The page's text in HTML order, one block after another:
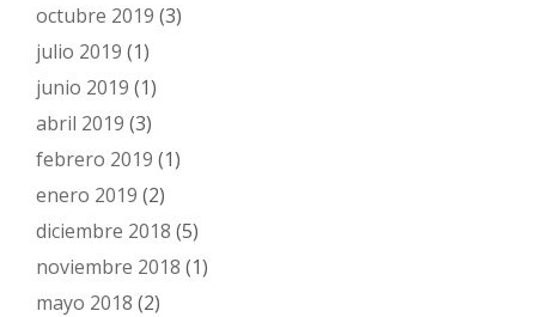
octubre 2019 (3)
julio 2019 (1)
junio 2019 (1)
abril 2019 (3)
febrero 2019 (1)
enero 2019 (2)
diciembre 2018 (5)
noviembre 2018 (1)
mayo 2018 (2)